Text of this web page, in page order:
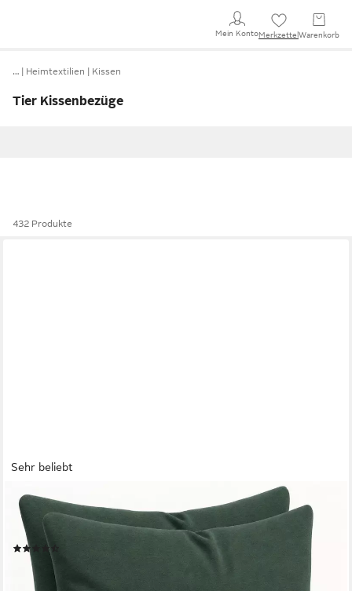
Mein KontoMerkzettel Warenkorb
… Heimtextilien Kissen
Tier Kissenbezüge
432 Produkte
Sehr beliebt
LEEVITEX®
Kissenbezüge 40 x 40 cm, 2er-Set, Dunkelgrün, (2 Stück), feine
Jersey-Qualität, 100% Baumwolle, robuster Reißverschluss
ab 7,99 €
-20%